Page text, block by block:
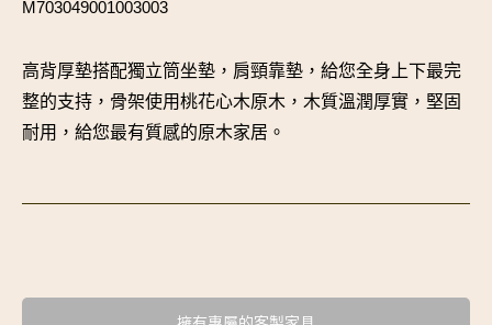
M703049001003003
高背厚墊搭配獨立筒坐墊，肩頸靠墊，給您全身上下最完
整的支持，骨架使用桃花心木原木，木質溫潤厚實，堅固
耐用，給您最有質感的原木家居。